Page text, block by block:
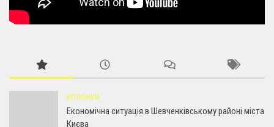
КОЛОНКИ
Економічна ситуація в Шевченківському районі міста
Києва